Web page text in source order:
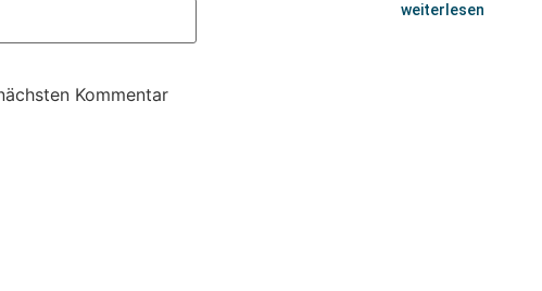
Kommentar
weiterlesen